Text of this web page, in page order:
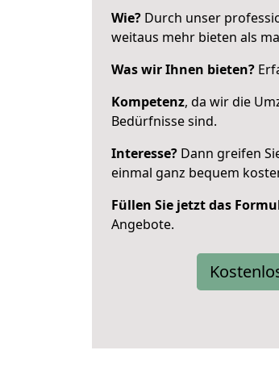
Wie? Durch unser
weitaus mehr bieten als
Was wir Ihnen bieten?
Kompetenz, da wir die
Bedürfnisse sind.
Interesse? Dann greifen
einmal ganz bequem
Füllen Sie jetzt das
Angebote.